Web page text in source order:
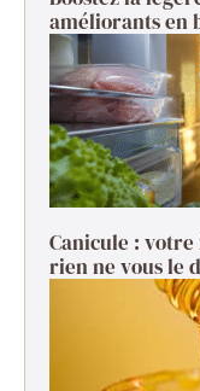
améliorants en
Canicule :
rien ne vous le